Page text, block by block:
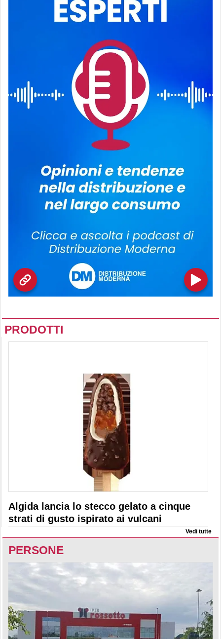
PRODOTTI
Algida lancia lo stecco gelato a cinque
strati di gusto ispirato ai vulcani
Vedi tutte
PERSONE